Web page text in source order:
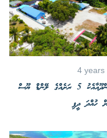
4 years
ނޭކުރެންދޫއާއެކު 5 ރަށެއްގެ ލޭންޑް ޔޫސް
ހުއްދަ ދީފި